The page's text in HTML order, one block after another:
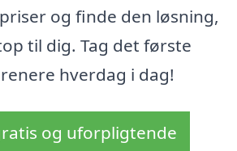
og finde den løsning,
til dig. Tag det første
hverdag i dag!
og uforpligtende